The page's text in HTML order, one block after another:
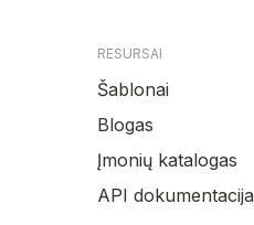
RESURSAI
Šablonai
Blogas
Įmonių katalogas
API dokumentacija